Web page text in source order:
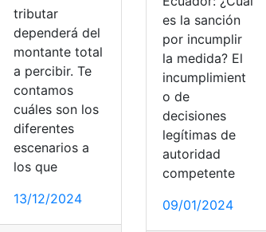
Predial,queda,
tributar
dependerá del
montante total
a percibir. Te
contamos
cuáles son los
diferentes
escenarios a
los que
13/12/2024
es la sanción
por incumplir
la medida? El
incumplimient
o de
decisiones
legítimas de
autoridad
competente
09/01/2024